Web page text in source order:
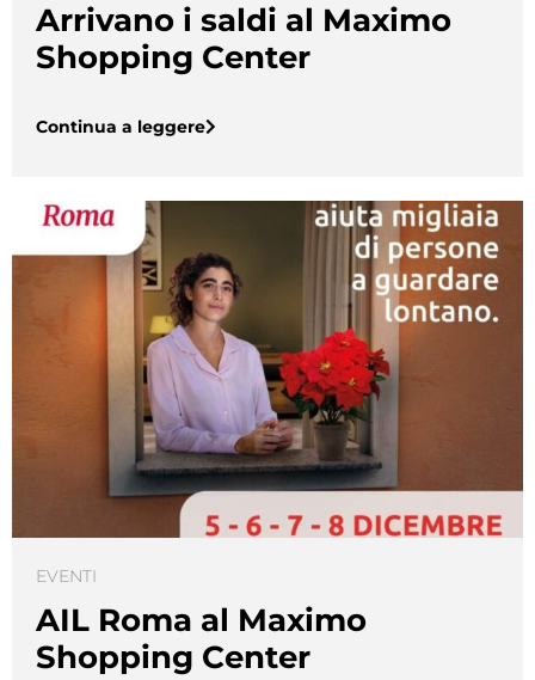
Arrivano i saldi al Maximo
Shopping Center
Continua a leggere
EVENTI
AIL Roma al Maximo
Shopping Center